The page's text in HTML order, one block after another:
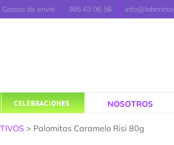
Gastos de envío 985 63 06 56
CELEBRACIONES NOSOTROS
> Palomitas Caramelo Risi 80g